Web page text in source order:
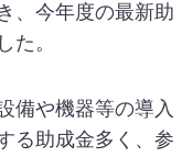
、今年度の最新助
た。
備や機器等の導入
る助成金多く、参